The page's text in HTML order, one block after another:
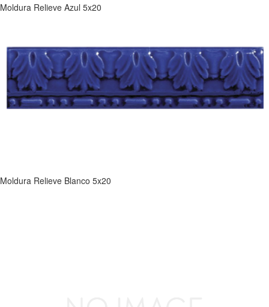
Moldura Relieve Azul 5x20
Moldura Relieve Blanco 5x20